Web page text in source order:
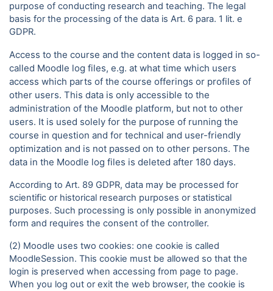
purpose of conducting research and teaching. The legal
basis for the processing of the data is Art. 6 para. 1 lit. e
GDPR.
Access to the course and the content data is logged in so-
called Moodle log files, e.g. at what time which users
access which parts of the course offerings or profiles of
other users. This data is only accessible to the
administration of the Moodle platform, but not to other
users. It is used solely for the purpose of running the
course in question and for technical and user-friendly
optimization and is not passed on to other persons. The
data in the Moodle log files is deleted after 180 days.
According to Art. 89 GDPR, data may be processed for
scientific or historical research purposes or statistical
purposes. Such processing is only possible in anonymized
form and requires the consent of the controller.
(2) Moodle uses two cookies: one cookie is called
MoodleSession. This cookie must be allowed so that the
login is preserved when accessing from page to page.
When you log out or exit the web browser, the cookie is